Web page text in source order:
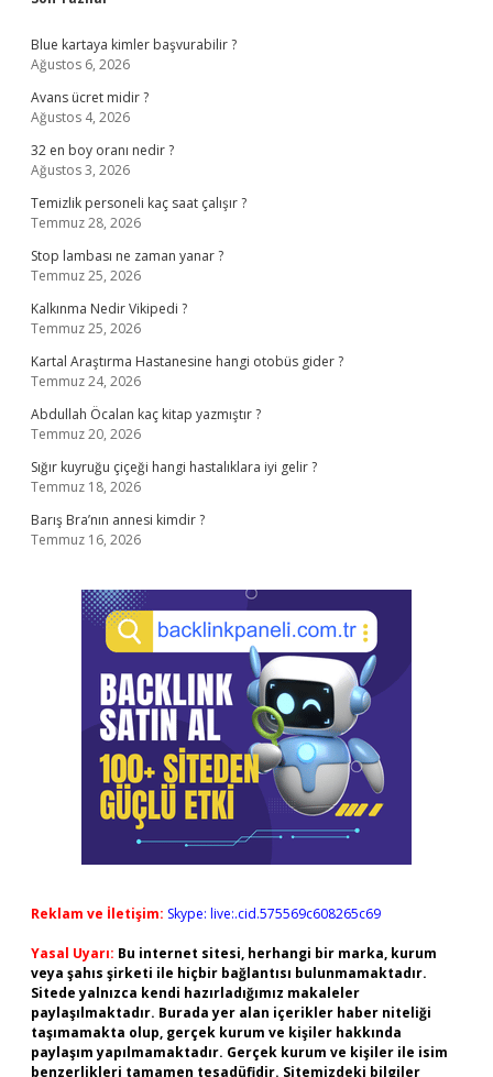
Sidebar
Blue kartaya kimler başvurabilir ?
Ağustos 6, 2026
Avans ücret midir ?
Ağustos 4, 2026
32 en boy oranı nedir ?
Ağustos 3, 2026
Temizlik personeli kaç saat çalışır ?
Temmuz 28, 2026
Stop lambası ne zaman yanar ?
Temmuz 25, 2026
Kalkınma Nedir Vikipedi ?
Temmuz 25, 2026
Kartal Araştırma Hastanesine hangi otobüs gider ?
Temmuz 24, 2026
Abdullah Öcalan kaç kitap yazmıştır ?
Temmuz 20, 2026
Sığır kuyruğu çiçeği hangi hastalıklara iyi gelir ?
Temmuz 18, 2026
Barış Bra’nın annesi kimdir ?
Temmuz 16, 2026
Reklam ve İletişim: Skype: live:.cid.575569c608265c69
Yasal Uyarı: Bu internet sitesi, herhangi bir marka, kurum
veya şahıs şirketi ile hiçbir bağlantısı bulunmamaktadır.
Sitede yalnızca kendi hazırladığımız makaleler
paylaşılmaktadır. Burada yer alan içerikler haber niteliği
taşımamakta olup, gerçek kurum ve kişiler hakkında
paylaşım yapılmamaktadır. Gerçek kurum ve kişiler ile isim
benzerlikleri tamamen tesadüfidir. Sitemizdeki bilgiler